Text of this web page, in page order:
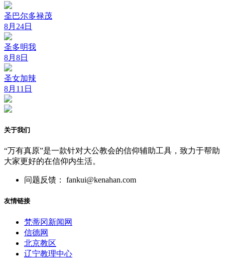
圣巴尔多禄茂
8月24日
圣多明我
8月8日
圣女加辣
8月11日
关于我们
“万有真原”是一款针对大公教会的信仰辅助工具，致力于帮助
大家更好的在信仰内生活。
问题反馈： fankui@kenahan.com
友情链接
梵蒂冈新闻网
信德网
北京教区
辽宁教理中心